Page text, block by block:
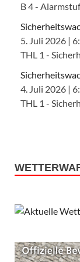
B 4 -
5. Juli 2026 |
THL 1 -
4. Juli 2026 |
THL 1 -